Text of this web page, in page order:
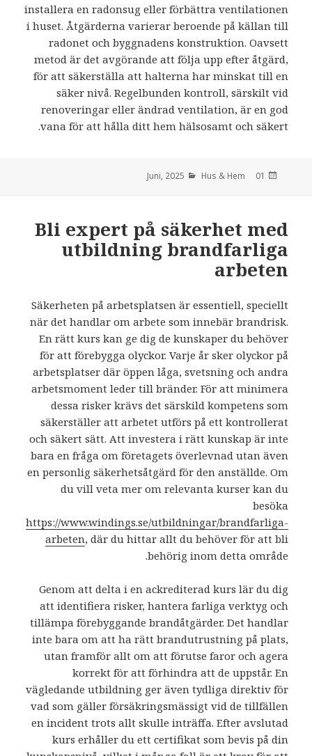
installera en radonsug eller förbättra ventilationen
i huset. Åtgärderna varierar beroende på källan till
radonet och byggnadens konstruktion. Oavsett
metod är det avgörande att följa upp efter åtgärd,
för att säkerställa att halterna har minskat till en
säker nivå. Regelbunden kontroll, särskilt vid
renoveringar eller ändrad ventilation, är en god
vana för att hålla ditt hem hälsosamt och säkert.
den
01 Juni, 2025
Hus & Hem
Bli expert på säkerhet med
utbildning brandfarliga
arbeten
Säkerheten på arbetsplatsen är essentiell, speciellt
när det handlar om arbete som innebär brandrisk.
En rätt kurs kan ge dig de kunskaper du behöver
för att förebygga olyckor. Varje år sker olyckor på
arbetsplatser där öppen låga, svetsning och andra
arbetsmoment leder till bränder. För att minimera
dessa risker krävs det särskild kompetens som
säkerställer att arbetet utförs på ett kontrollerat
och säkert sätt. Att investera i rätt kunskap är inte
bara en fråga om företagets överlevnad utan även
en personlig säkerhetsåtgärd för den anställde. Om
du vill veta mer om relevanta kurser kan du
besöka
https://www.windings.se/utbildningar/brandfarliga-
arbeten, där du hittar allt du behöver för att bli
behörig inom detta område.
Genom att delta i en ackrediterad kurs lär du dig
att identifiera risker, hantera farliga verktyg och
tillämpa förebyggande brandåtgärder. Det handlar
inte bara om att ha rätt brandutrustning på plats,
utan framför allt om att förutse faror och agera
korrekt för att förhindra att de uppstår. En
vägledande utbildning ger även tydliga direktiv för
vad som gäller försäkringsmässigt vid de tillfällen
en incident trots allt skulle inträffa. Efter avslutad
kurs erhåller du ett certifikat som bevis på din